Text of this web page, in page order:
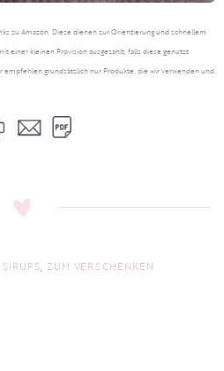
zu Amazon. Diese dienen zur Orientierung und schnellem
einer kleinen Provision ausgezahlt, falls diese genutzt
empfehlen grundsätzlich nur Produkte, die wir verwenden und
, ZUM VERSCHENKEN